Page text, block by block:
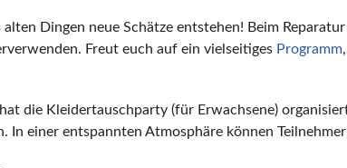
Dingen neue Schätze entstehen! Beim
Freut euch auf ein vielseitiges Programm
die Kleidertauschparty (für Erwachsene)
In einer entspannten Atmosphäre können